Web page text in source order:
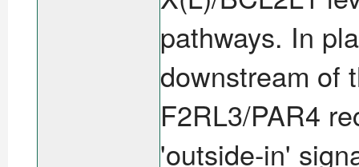
pathways. In
downstream of
F2RL3/PAR4
'outside-in'